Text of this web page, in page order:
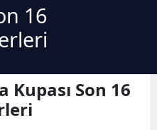
16
Kupası Son 16